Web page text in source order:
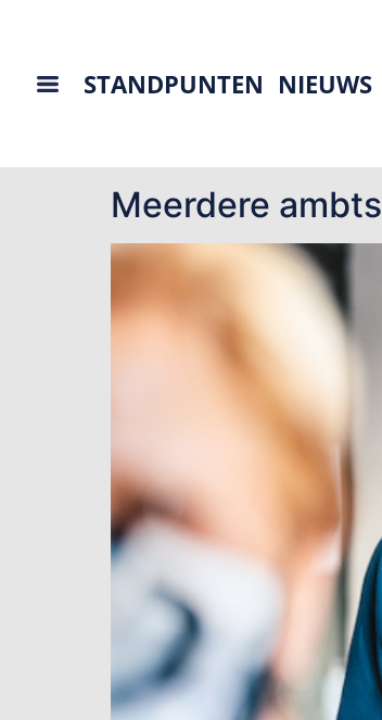
STANDPUNTEN NIEUWS
Meerdere